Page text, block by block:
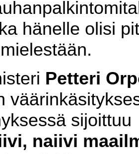
hänelle olisi
Petteri
sijoittuu
naiivi